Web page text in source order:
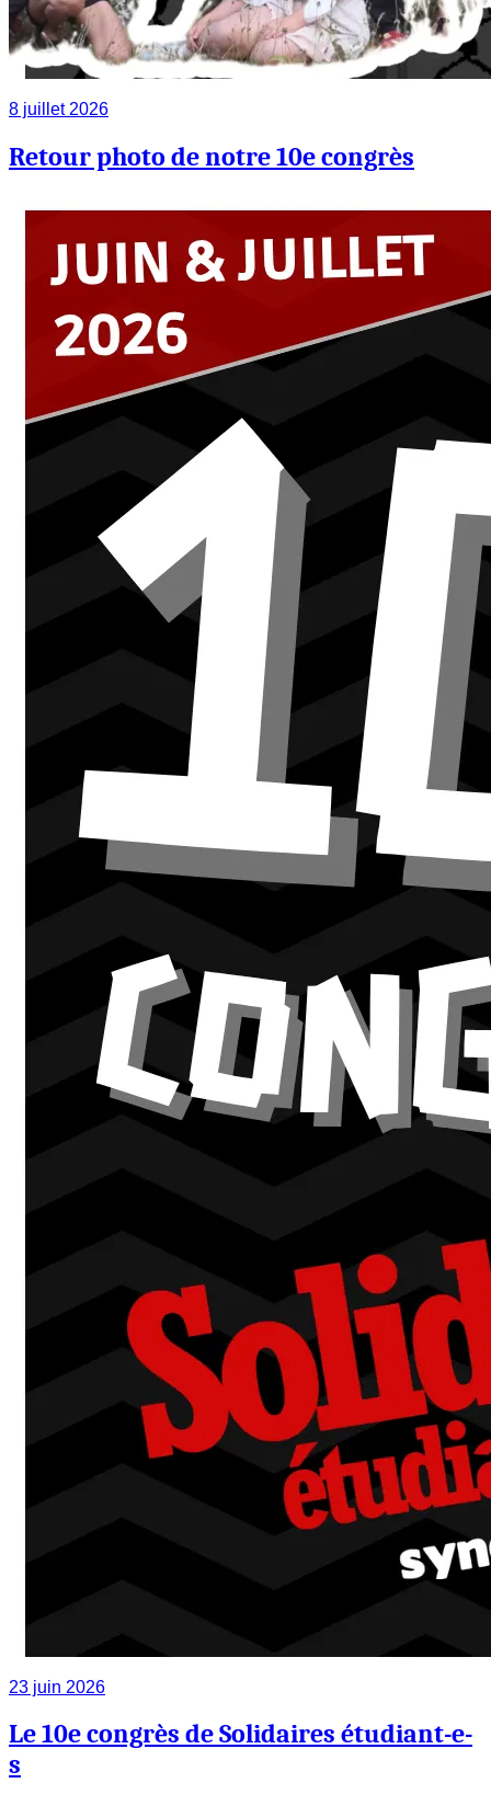
8 juillet 2026
Retour photo de notre 10e congrès
23 juin 2026
Le 10e congrès de Solidaires étudiant-e-
s